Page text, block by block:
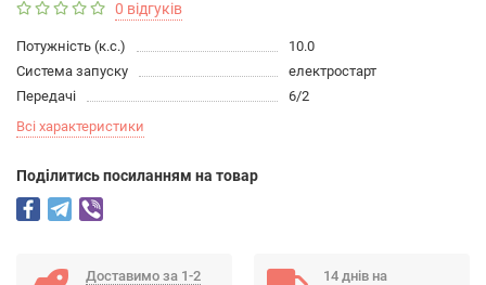
0 відгуків
Потужність (к.с.)
10.0
Система запуску
електростарт
Передачі
6/2
Всі характеристики
Подiлитись посиланням на товар
Доставимо за 1-2
14 днів на